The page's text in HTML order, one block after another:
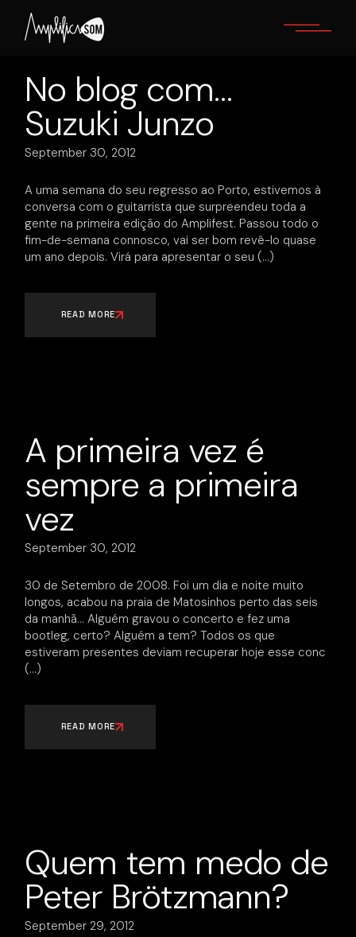
content
No blog com…
Suzuki Junzo
September 30, 2012
A uma semana do seu regresso ao Porto, estivemos à
conversa com o guitarrista que surpreendeu toda a
gente na primeira edição do Amplifest. Passou todo o
fim-de-semana connosco, vai ser bom revê-lo quase
um ano depois. Virá para apresentar o seu
READ MORE
A primeira vez é
sempre a primeira
vez
September 30, 2012
30 de Setembro de 2008. Foi um dia e noite muito
longos, acabou na praia de Matosinhos perto das seis
da manhã… Alguém gravou o concerto e fez uma
bootleg, certo? Alguém a tem? Todos os que
estiveram presentes deviam recuperar hoje esse conc
READ MORE
Quem tem medo de
Peter Brötzmann?
September 29, 2012